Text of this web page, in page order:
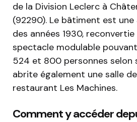
de la Division Leclerc à
(92290). Le bâtiment est une
des années 1930,
spectacle modulable
524 et 800 personnes selon
abrite également une salle
restaurant Les Machines.
Comment y accéder